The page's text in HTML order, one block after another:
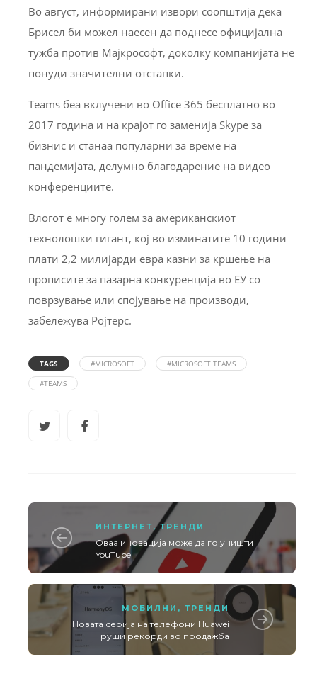
Во август, информирани извори соопштија дека
Брисел би можел наесен да поднесе официјална
тужба против Мајкрософт, доколку компанијата не
понуди значителни отстапки.
Teams беа вклучени во Office 365 бесплатно во
2017 година и на крајот го заменија Skype за
бизнис и станаа популарни за време на
пандемијата, делумно благодарение на видео
конференциите.
Влогот е многу голем за американскиот
технолошки гигант, кој во изминатите 10 години
плати 2,2 милијарди евра казни за кршење на
прописите за пазарна конкуренција во ЕУ со
поврзување или спојување на производи,
забележува Ројтерс.
TAGS #MICROSOFT
#MICROSOFT TEAMS
#TEAMS
ИНТЕРНЕТ ,ТРЕНДИ
Оваа иновација може да го уништи
YouTube
МОБИЛНИ , ТРЕНДИ
Новата серија на телефони Huawei
руши рекорди во продажба